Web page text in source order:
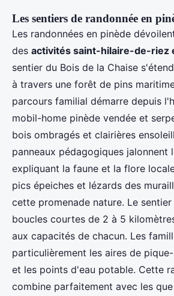
Les sentiers de randonnée en
Les randonnées en pinède
des activités saint-hilaire-de-riez
sentier du Bois de la Chaise
à travers une forêt de pins
parcours familial démarre depuis
mobil-home pinède vendée et
bois ombragés et clairières
panneaux pédagogiques jalonnent
expliquant la faune et la flore
pics épeiches et lézards des
cette promenade nature. Le
boucles courtes de 2 à 5
aux capacités de chacun. Les
particulièrement les aires de
et les points d'eau potable. Cette
combine parfaitement avec les